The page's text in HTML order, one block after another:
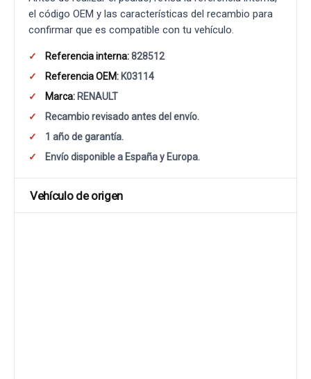
el código OEM y las características del recambio para
confirmar que es compatible con tu vehículo.
Referencia interna:828512
Referencia OEM: K03114
Marca: RENAULT
Recambio revisado antes del envío.
1 año de garantía.
Envío disponible a España y Europa.
Vehículo de origen